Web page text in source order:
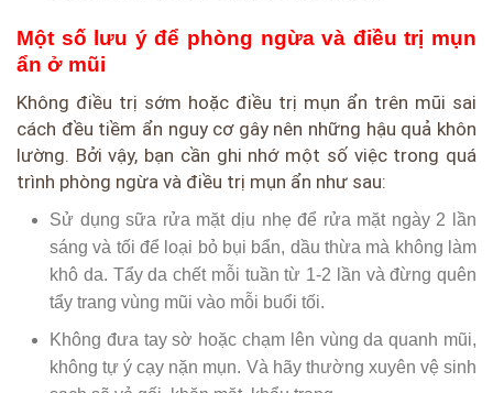
Một số lưu ý để phòng ngừa và điều trị mụn
ẩn ở mũi
Không điều trị sớm hoặc điều trị mụn ẩn trên mũi sai
cách đều tiềm ẩn nguy cơ gây nên những hậu quả khôn
lường. Bởi vậy, bạn cần ghi nhớ một số việc trong quá
trình phòng ngừa và điều trị mụn ẩn như sau:
Sử dụng sữa rửa mặt dịu nhẹ để rửa mặt ngày 2 lần
sáng và tối để loại bỏ bụi bẩn, dầu thừa mà không làm
khô da. Tẩy da chết mỗi tuần từ 1-2 lần và đừng quên
tẩy trang vùng mũi vào mỗi buổi tối.
Không đưa tay sờ hoặc chạm lên vùng da quanh mũi,
không tự ý cạy nặn mụn. Và hãy thường xuyên vệ sinh